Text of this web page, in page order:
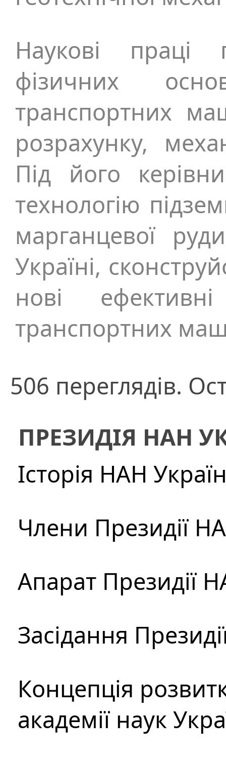
Наукові праці
фізичних
транспортних
розрахунку,
Під його
технологію
марганцевої
Україні,
нові
транспортних
506 переглядів.
ПРЕЗИДІЯ НАН
Історія НАН
Члени Президії
Апарат Президії
Засідання
Концепція
академії наук